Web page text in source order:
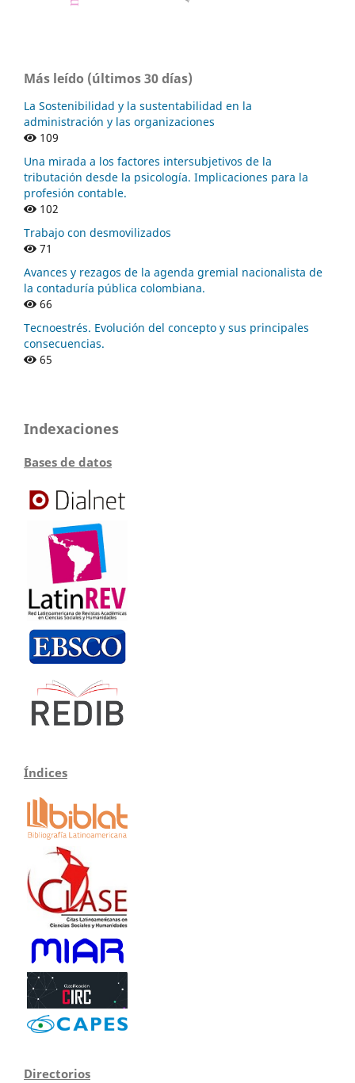
Más leído (últimos 30 días)
La Sostenibilidad y la sustentabilidad en la
administración y las organizaciones
109
Una mirada a los factores intersubjetivos de la
tributación desde la psicología. Implicaciones para la
profesión contable.
102
Trabajo con desmovilizados
71
Avances y rezagos de la agenda gremial nacionalista de
la contaduría pública colombiana.
66
Tecnoestrés. Evolución del concepto y sus principales
consecuencias.
65
Indexaciones
Bases de datos
Índices
Directorios